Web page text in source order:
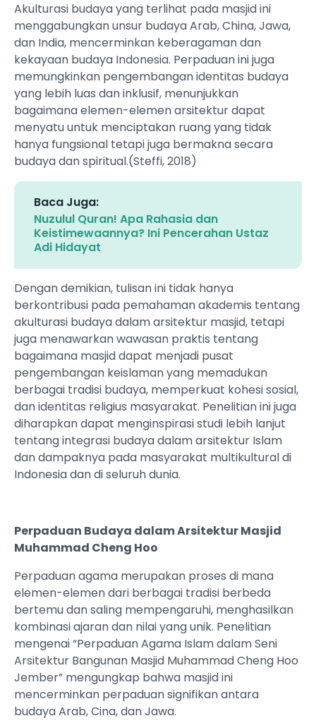
Akulturasi budaya yang terlihat pada masjid ini
menggabungkan unsur budaya Arab, China, Jawa,
dan India, mencerminkan keberagaman dan
kekayaan budaya Indonesia. Perpaduan ini juga
memungkinkan pengembangan identitas budaya
yang lebih luas dan inklusif, menunjukkan
bagaimana elemen-elemen arsitektur dapat
menyatu untuk menciptakan ruang yang tidak
hanya fungsional tetapi juga bermakna secara
budaya dan spiritual.(Steffi, 2018)
Baca Juga:
Nuzulul Quran! Apa Rahasia dan
Keistimewaannya? Ini Pencerahan Ustaz
Adi Hidayat
Dengan demikian, tulisan ini tidak hanya
berkontribusi pada pemahaman akademis tentang
akulturasi budaya dalam arsitektur masjid, tetapi
juga menawarkan wawasan praktis tentang
bagaimana masjid dapat menjadi pusat
pengembangan keislaman yang memadukan
berbagai tradisi budaya, memperkuat kohesi sosial,
dan identitas religius masyarakat. Penelitian ini juga
diharapkan dapat menginspirasi studi lebih lanjut
tentang integrasi budaya dalam arsitektur Islam
dan dampaknya pada masyarakat multikultural di
Indonesia dan di seluruh dunia.
Perpaduan Budaya dalam Arsitektur Masjid
Muhammad Cheng Hoo
Perpaduan agama merupakan proses di mana
elemen-elemen dari berbagai tradisi berbeda
bertemu dan saling mempengaruhi, menghasilkan
kombinasi ajaran dan nilai yang unik. Penelitian
mengenai “Perpaduan Agama Islam dalam Seni
Arsitektur Bangunan Masjid Muhammad Cheng Hoo
Jember” mengungkap bahwa masjid ini
mencerminkan perpaduan signifikan antara
budaya Arab, Cina, dan Jawa.